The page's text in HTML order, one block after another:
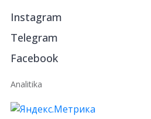
Instagram
Telegram
Facebook
Analitika